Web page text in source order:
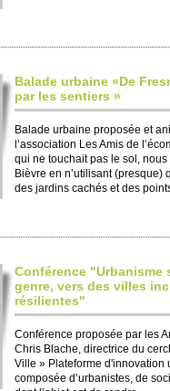
Balade urbaine «De
par les sentiers »
Balade urbaine proposée et
l’association Les Amis de
qui ne touchait pas le sol,
Bièvre en n’utilisant (presque)
des jardins cachés et des
Conférence "Urbanisme
genre, vers des villes
résilientes"
Conférence proposée par les
Chris Blache, directrice du
Ville » Plateforme d'innovation
composée d’urbanistes, de